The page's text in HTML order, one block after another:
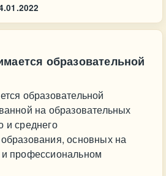
образовательной
образовательной
на образовательных
и среднего
основных на
профессиональном